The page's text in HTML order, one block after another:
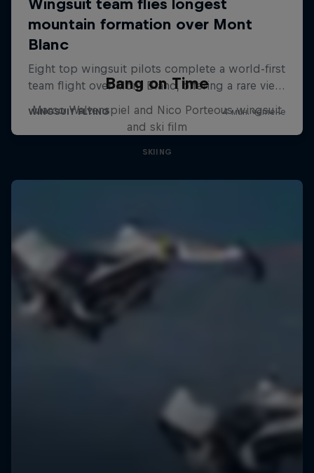
Bang on Time
Marco Waltenspiel and Nico Porteous wingsuit
and ski film
SKIING